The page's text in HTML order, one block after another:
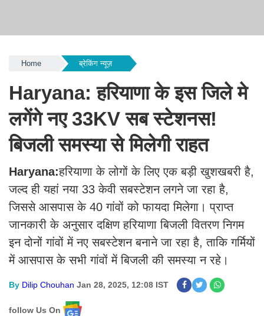
Home ब्रेकिंग न्यूज़
Haryana: हरियाणा के इस जिले मे
लगेंगे नए 33KV सब स्टेशनस!
बिजली समस्या से मिलेगी राहत
Haryana:हरियाणा के लोगों के लिए एक बड़ी खुशखबरी है,
जल्द ही यहां नया 33 केवी सबस्टेशन लगने जा रहा है,
जिससे आसपास के 40 गांवों को फायदा मिलेगा। प्राप्त
जानकारी के अनुसार दक्षिण हरियाणा बिजली वितरण निगम
इन दोनों गांवों में नए सबस्टेशन बनाने जा रहा है, ताकि गर्मियों
में आसपास के सभी गांवों में बिजली की समस्या न रहे।
By Dilip Chouhan Jan 28, 2025, 12:08 IST
follow Us On